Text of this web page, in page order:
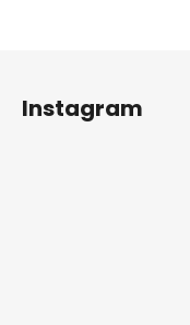
Instagram